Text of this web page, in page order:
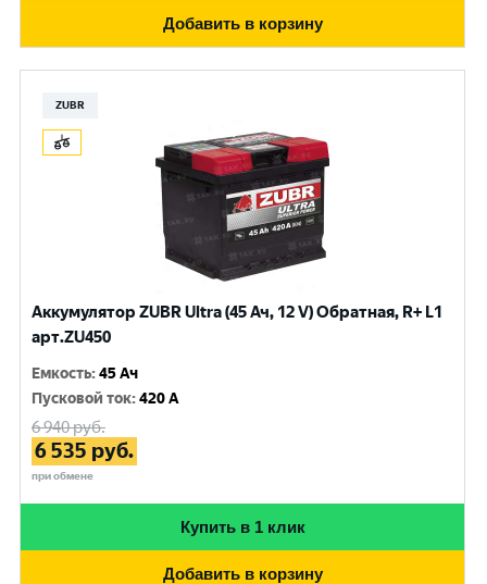
Добавить в корзину
ZUBR
Аккумулятор ZUBR Ultra (45 Ач, 12 V) Обратная, R+ L1
арт.ZU450
Емкость:45 Ач
Пусковой ток:420 A
6 940руб.
6 535 руб.
при обмене
Купить в 1 клик
Добавить в корзину